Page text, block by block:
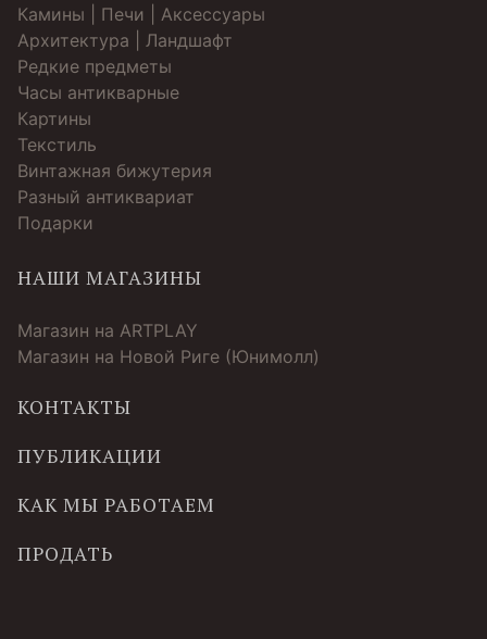
Камины | Печи | Аксессуары
Архитектура | Ландшафт
Редкие предметы
Часы антикварные
Картины
Текстиль
Винтажная бижутерия
Разный антиквариат
Подарки
НАШИ МАГАЗИНЫ
Магазин на ARTPLAY
Магазин на Новой Риге (Юнимолл)
КОНТАКТЫ
ПУБЛИКАЦИИ
КАК МЫ РАБОТАЕМ
ПРОДАТЬ